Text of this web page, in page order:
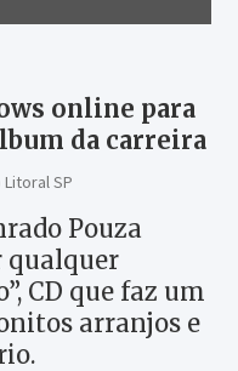
online para
da carreira
SP
Pouza
qualquer
CD que faz um
arranjos e